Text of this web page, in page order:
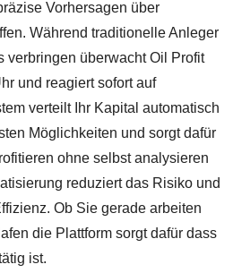
Vorhersagen über
Während traditionelle Anleger
verbringen überwacht Oil Profit
und reagiert sofort auf
verteilt Ihr Kapital automatisch
Möglichkeiten und sorgt dafür
ohne selbst analysieren
reduziert das Risiko und
Ob Sie gerade arbeiten
die Plattform sorgt dafür dass
ist.